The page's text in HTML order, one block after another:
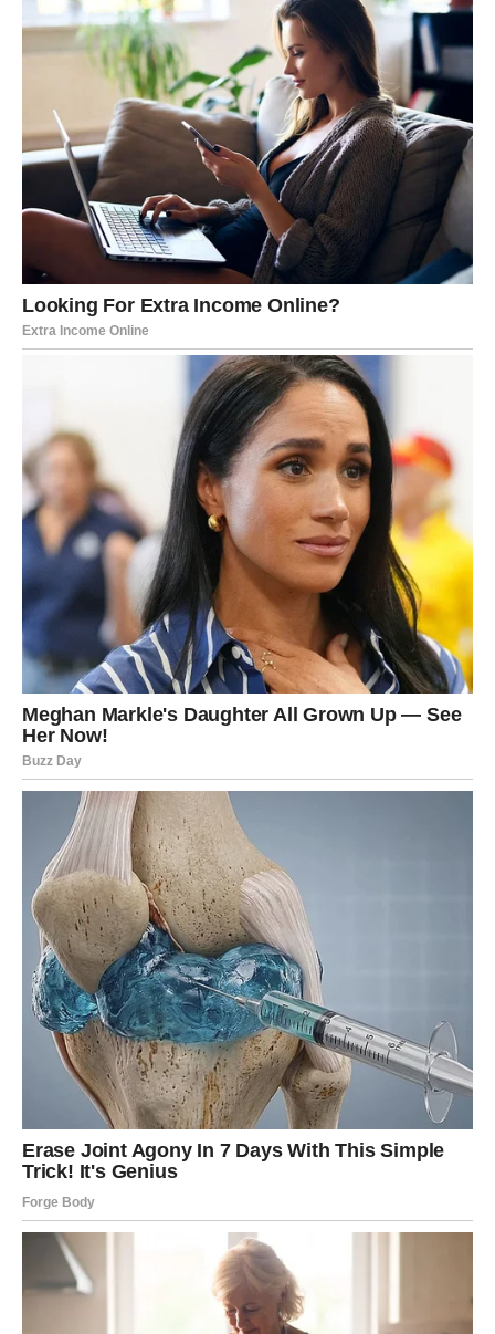
VAGA
Vage mogu doživeti romantičan trenutak tokom četvrtka.
Ovo je dan kada emocije mogu biti izraženije nego inače.
Ako ste slobodni, moguće je poznanstvo ili razgovor koji
vam budi interesovanje.
ŠKORPIJA
Škorpije tokom ovog dana mogu osetiti snažne emocije.
Ako ste u vezi, moguće je da će doći do iskrenog
razgovora koji produbljuje odnos.
Slobodne Škorpije mogu upoznati osobu koja ih intrigira i
budi radoznalost.
STRELAC
Strelčevi tokom četvrtka mogu doživeti zanimljiv flert ili
susret koji im podiže raspoloženje.
Ako ste u vezi, partner može pokazati više pažnje nego
inače. Slobodni Strelčevi mogu upoznati osobu koja ih
inspiriše.
JARAC
Jarčevi tokom ovog dana mogu biti pomalo oprezni u
ljubavi, ali ipak postoji mogućnost lepog razgovora sa
partnerom.
Slobodni Jarčevi mogu primetiti da neko iz njihovog
okruženja pokazuje interesovanje za njih.
VODOLIJA
Vodolije tokom četvrtka mogu doživeti iznenađenje u
ljubavi. Neko može pokazati emocije koje do sada nije
jasno pokazivao.
Ako ste slobodni, moguće je zanimljivo poznanstvo koje